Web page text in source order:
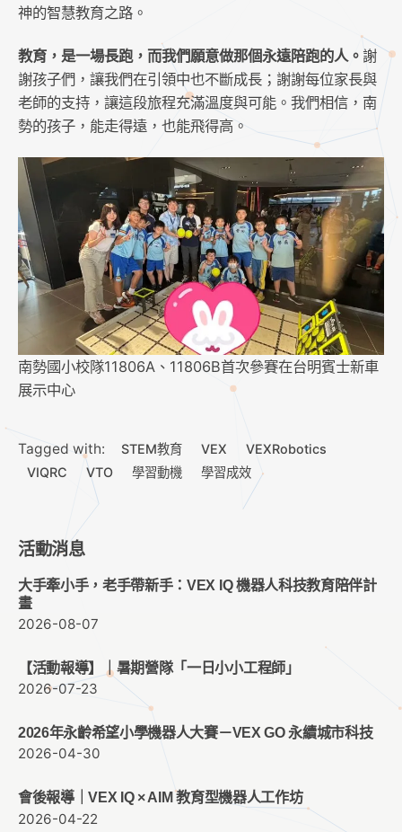
神的智慧教育之路。
教育，是一場長跑，而我們願意做那個永遠陪跑的人。 謝
謝孩子們，讓我們在引領中也不斷成長；謝謝每位家長與
老師的支持，讓這段旅程充滿溫度與可能。我們相信，南
勢的孩子，能走得遠，也能飛得高。
南勢國小校隊11806A、11806B首次參賽在台明賓士新車
展示中心
Tagged with: STEM教育 VEX
VEXRobotics
VIQRC
VTO 學習動機 學習成效
活動消息
大手牽小手，老手帶新手：VEX IQ 機器人科技教育陪伴計
畫
2026-08-07
【活動報導】｜暑期營隊「一日小小工程師」
2026-07-23
2026年永齡希望小學機器人大賽－VEX GO 永續城市科技
2026-04-30
會後報導｜VEX IQ × AIM 教育型機器人工作坊
2026-04-22